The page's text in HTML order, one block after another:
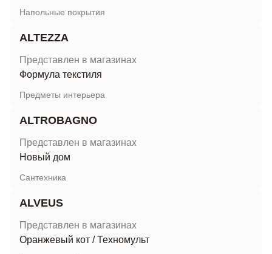
Напольные покрытия
ALTEZZA
Представлен в магазинах
Формула текстиля
Предметы интерьера
ALTROBAGNО
Представлен в магазинах
Новый дом
Сантехника
ALVEUS
Представлен в магазинах
Оранжевый кот /Техномульт